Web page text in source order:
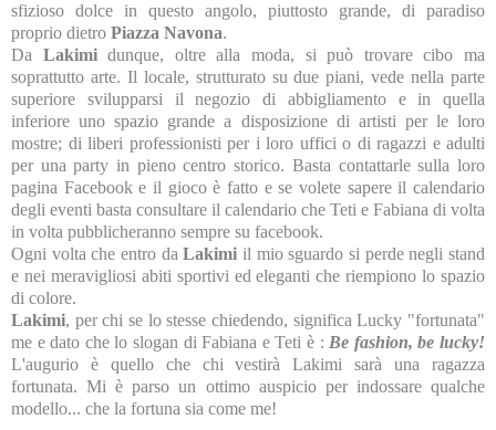
sfizioso dolce in questo angolo, piuttosto grande, di paradiso
proprio dietro Piazza Navona.
Da Lakimidunque, oltre alla moda, si può trovare cibo ma
soprattutto arte. Il locale, strutturato su due piani, vede nella parte
superiore svilupparsi il negozio di abbigliamento e in quella
inferiore uno spazio grande a disposizione di artisti per le loro
mostre; di liberi professionisti per i loro uffici o di ragazzi e adulti
per una party in pieno centro storico. Basta contattarle sulla loro
pagina Facebook e il gioco è fatto e se volete sapere il calendario
degli eventi basta consultare il calendario che Teti e Fabiana di volta
in volta pubblicheranno sempre su facebook.
Ogni volta che entro daLakimi il mio sguardo si perde negli stand
e nei meravigliosi abiti sportivi ed eleganti che riempiono lo spazio
di colore.
Lakimi, per chi se lo stesse chiedendo, significa Lucky "fortunata"
me e dato che lo slogan di Fabiana e Teti è : Be fashion, be lucky!
L'augurio è quello che chi vestirà Lakimi sarà una ragazza
fortunata. Mi è parso un ottimo auspicio per indossare qualche
modello... che la fortuna sia come me!